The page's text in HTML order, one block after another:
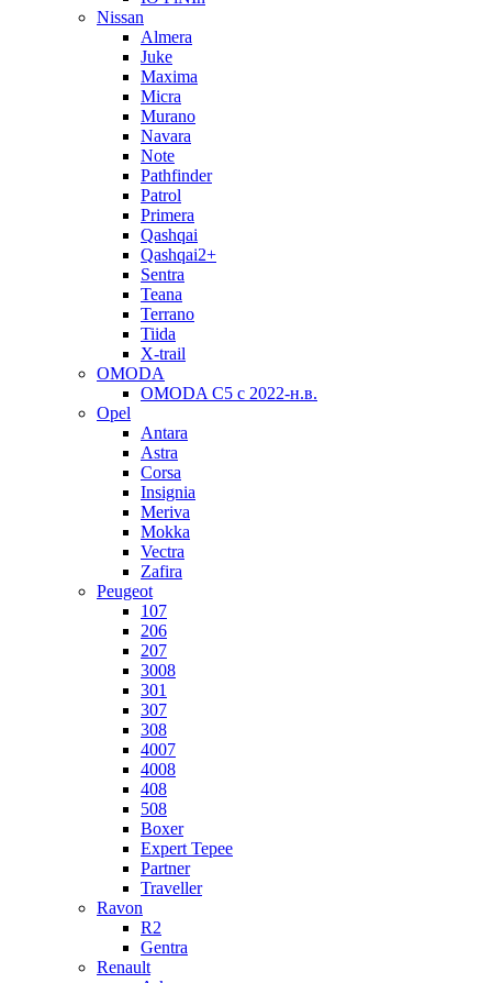
Nissan
Almera
Juke
Maxima
Micra
Murano
Navara
Note
Pathfinder
Patrol
Primera
Qashqai
Qashqai2+
Sentra
Teana
Terrano
Tiida
X-trail
OMODA
OMODA C5 c 2022-н.в.
Opel
Antara
Astra
Corsa
Insignia
Meriva
Mokka
Vectra
Zafira
Peugeot
107
206
207
3008
301
307
308
4007
4008
408
508
Boxer
Expert Tepee
Partner
Traveller
Ravon
R2
Gentra
Renault